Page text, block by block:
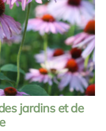
jardins et de